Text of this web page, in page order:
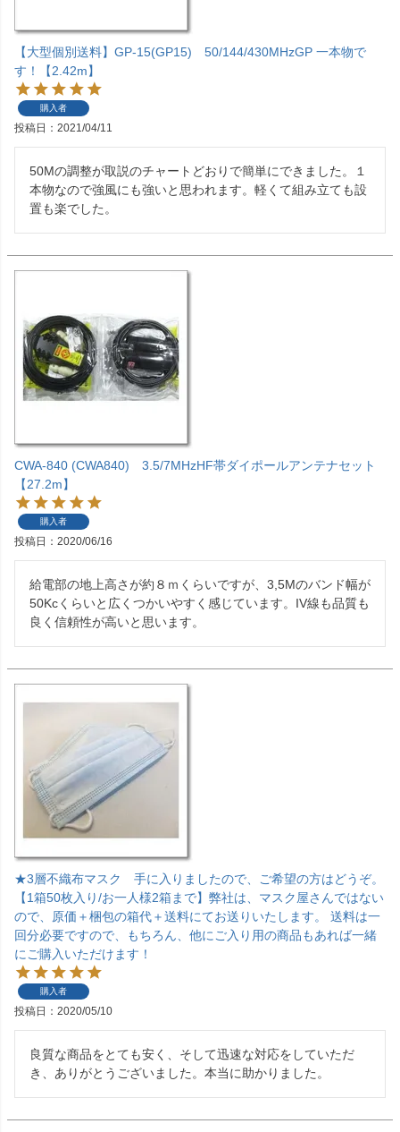
【大型個別送料】GP-15(GP15) 50/144/430MHzGP 一本物で
す！【2.42m】
購入者
投稿日 2021/04/11
50Mの調整が取説のチャートどおりで簡単にできました。１
本物なので強風にも強いと思われます。軽くて組み立ても設
置も楽でした。
CWA-840 (CWA840) 3.5/7MHzHF帯ダイポールアンテナセット
【27.2m】
購入者
投稿日 2020/06/16
給電部の地上高さが約８ｍくらいですが、3,5Mのバンド幅が
50Kcくらいと広くつかいやすく感じています。IV線も品質も
良く信頼性が高いと思います。
★3層不織布マスク 手に入りましたので、ご希望の方はどうぞ。
【1箱50枚入り/お一人様2箱まで】弊社は、マスク屋さんではない
ので、原価＋梱包の箱代＋送料にてお送りいたします。 送料は一
回分必要ですので、もちろん、他にご入り用の商品もあれば一緒
にご購入いただけます！
購入者
投稿日 2020/05/10
良質な商品をとても安く、そして迅速な対応をしていただ
き、ありがとうございました。本当に助かりました。